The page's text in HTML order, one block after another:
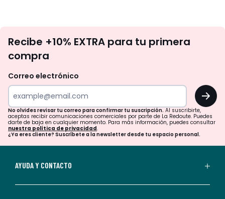
te
tu
para
confirmar
tu
suscripción.
aceptas
Recibe +10% EXTRA para tu primera
compra
Correo electrónico
OK
No olvides revisar tu correo para confirmar tu suscripción. Al suscribirte,
aceptas recibir comunicaciones comerciales por parte de La Redoute. Puedes
darte de baja en cualquier momento. Para más información, puedes consultar
nuestra política de privacidad.
¿Ya eres cliente? Suscríbete a la newsletter desde tu espacio personal.
AYUDA Y CONTACTO